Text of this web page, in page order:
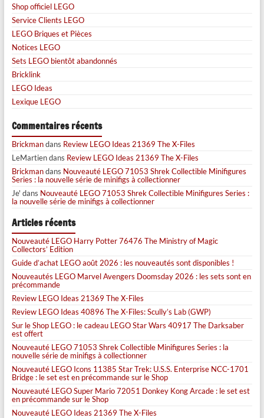
Shop officiel LEGO
Service Clients LEGO
LEGO Briques et Pièces
Notices LEGO
Sets LEGO bientôt abandonnés
Bricklink
LEGO Ideas
Lexique LEGO
Commentaires récents
Brickmandans Review LEGO Ideas 21369 The X-Files
LeMartiendans Review LEGO Ideas 21369 The X-Files
Brickmandans Nouveauté LEGO 71053 Shrek Collectible Minifigures
Series : la nouvelle série de minifigs à collectionner
Je' dans Nouveauté LEGO 71053 Shrek Collectible Minifigures Series :
la nouvelle série de minifigs à collectionner
Articles récents
Nouveauté LEGO Harry Potter 76476 The Ministry of Magic
Collectors’ Edition
Guide d’achat LEGO août 2026 : les nouveautés sont disponibles !
Nouveautés LEGO Marvel Avengers Doomsday 2026 : les sets sont en
précommande
Review LEGO Ideas 21369 The X-Files
Review LEGO Ideas 40896 The X-Files: Scully’s Lab (GWP)
Sur le Shop LEGO : le cadeau LEGO Star Wars 40917 The Darksaber
est offert
Nouveauté LEGO 71053 Shrek Collectible Minifigures Series : la
nouvelle série de minifigs à collectionner
Nouveauté LEGO Icons 11385 Star Trek: U.S.S. Enterprise NCC-1701
Bridge : le set est en précommande sur le Shop
Nouveauté LEGO Super Mario 72051 Donkey Kong Arcade : le set est
en précommande sur le Shop
Nouveauté LEGO Ideas 21369 The X-Files